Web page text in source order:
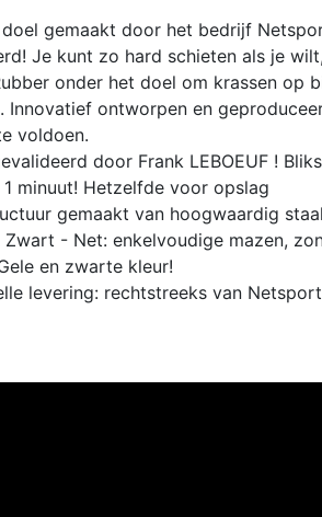
gemaakt door het bedrijf
Je kunt zo hard schieten als je
onder het doel om krassen op
Innovatief ontworpen en
voldoen.
door Frank LEBOEUF !
minuut! Hetzelfde voor opslag
gemaakt van hoogwaardig
- Net: enkelvoudige mazen,
en zwarte kleur!
levering: rechtstreeks van